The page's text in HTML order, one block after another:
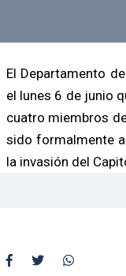
El Departamento
el lunes 6 de junio
cuatro miembros
sido formalmente
la invasión del